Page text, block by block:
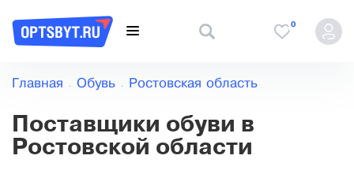
0
Главная Обувь Ростовская область
Поставщики обуви в
Ростовской области